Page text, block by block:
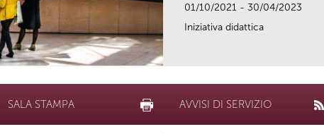
01/10/2021 - 30/04/2023
Iniziativa didattica
SALA STAMPA AVVISI DI SERVIZIO